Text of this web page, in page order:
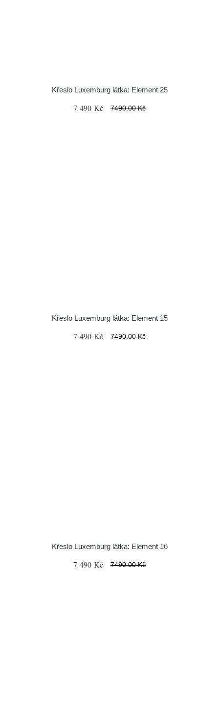
Křeslo Luxemburg látka: Element 25
7 490 Kč 7490.00 Kč
Křeslo Luxemburg látka: Element 15
7 490 Kč 7490.00 Kč
Křeslo Luxemburg látka: Element 16
7 490 Kč 7490.00 Kč